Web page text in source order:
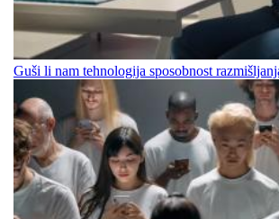
Guši li nam tehnologija sposobnost